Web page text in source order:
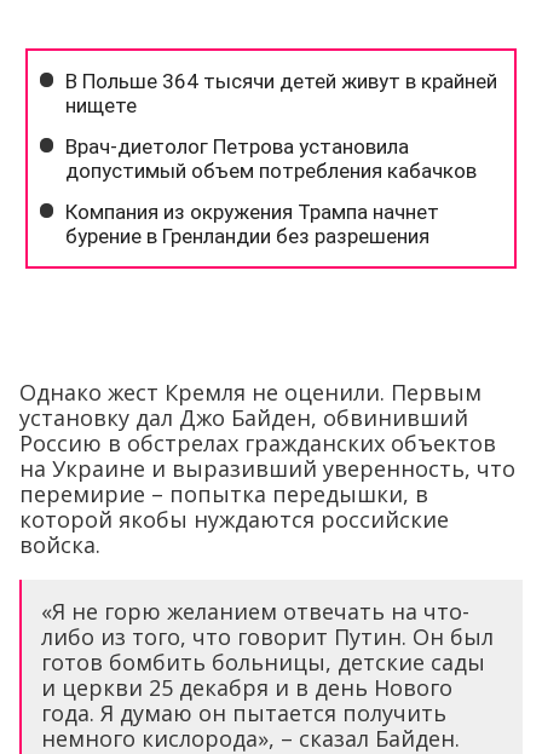
Однако жест Кремля не оценили. Первым
установку дал Джо Байден, обвинивший
Россию в обстрелах гражданских объектов
на Украине и выразивший уверенность, что
перемирие – попытка передышки, в
которой якобы нуждаются российские
войска.
«Я не горю желанием отвечать на что-
либо из того, что говорит Путин. Он был
готов бомбить больницы, детские сады
и церкви 25 декабря и в день Нового
года. Я думаю он пытается получить
немного кислорода», – сказал Байден.